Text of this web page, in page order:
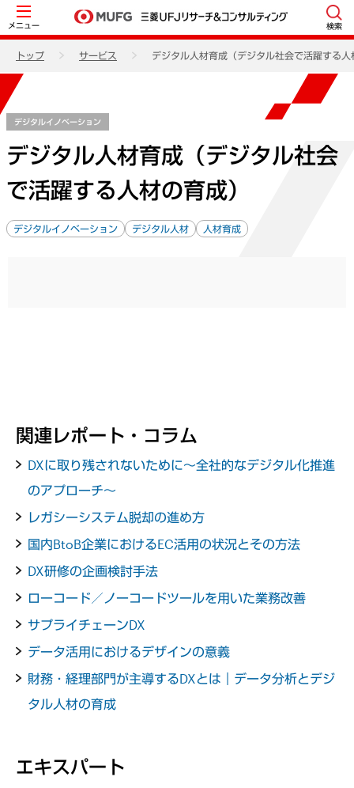
メニュー 検索
トップ サービス デジタル人材育成（デジタル社会で活躍する人
デジタルイノベーション
デジタル人材育成（デジタル社会
で活躍する人材の育成）
デジタルイノベーション デジタル人材 人材育成
関連レポート・コラム
DXに取り残されないために～全社的なデジタル化推進
のアプローチ～
レガシーシステム脱却の進め方
国内BtoB企業におけるEC活用の状況とその方法
DX研修の企画検討手法
ローコード／ノーコードツールを用いた業務改善
サプライチェーンDX
データ活用におけるデザインの意義
財務・経理部門が主導するDXとは｜データ分析とデジ
タル人材の育成
エキスパート